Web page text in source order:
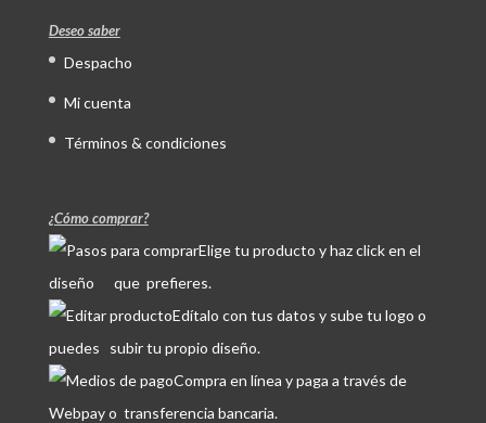
Deseo saber
Despacho
Mi cuenta
Términos & condiciones
¿Cómo comprar?
Elige tu producto y haz click en el
diseño que prefieres.
Edítalo con tus datos y sube tu logo o
puedes subir tu propio diseño.
Compra en línea y paga a través de
Webpay o transferencia bancaria.